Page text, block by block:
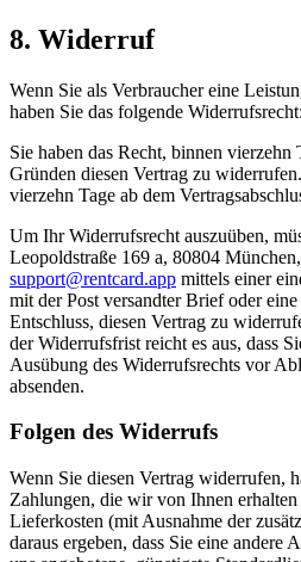
8. Widerruf
Wenn Sie als Verbraucher eine
haben Sie das folgende Widerrufsrecht:
Sie haben das Recht, binnen vierzehn
Gründen diesen Vertrag zu
vierzehn Tage ab dem
Um Ihr Widerrufsrecht auszuüben,
Leopoldstraße 169 a, 80804
support@rentcard.app mittels einer
mit der Post versandter Brief oder
Entschluss, diesen Vertrag zu
der Widerrufsfrist reicht es aus, dass
Ausübung des Widerrufsrechts vor
absenden.
Folgen des Widerrufs
Wenn Sie diesen Vertrag widerrufen,
Zahlungen, die wir von Ihnen
Lieferkosten (mit Ausnahme der
daraus ergeben, dass Sie eine andere